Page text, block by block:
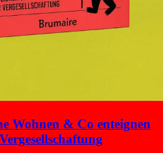
Wohnen & Co enteignen